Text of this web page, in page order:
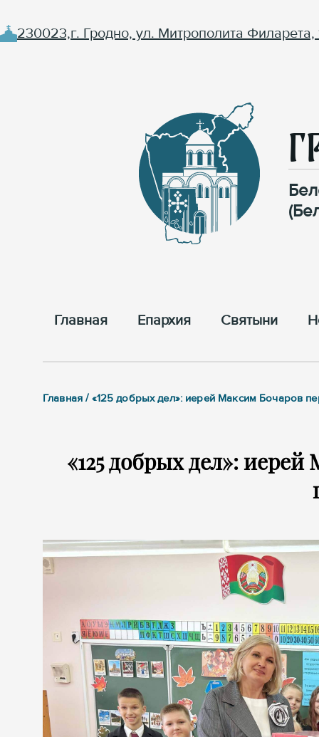
230023,г. Гродно, ул. Митрополита Филарета,
Главная Епархия Cвятыни
Главная / «125 добрых дел»: иерей Максим Бочаров
«125 добрых дел»: